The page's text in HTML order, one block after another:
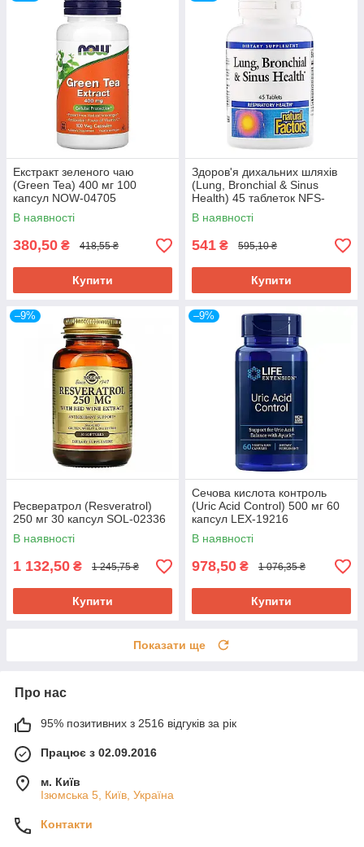
Екстракт зеленого чаю
(Green Tea) 400 мг 100
капсул NOW-04705
В наявності
380,50 ₴ 418,55 ₴
Купити
Здоров'я дихальних шляхів
(Lung, Bronchial & Sinus
Health) 45 таблеток NFS-
03504
В наявності
541 ₴ 595,10 ₴
Купити
–9%
Ресвератрол (Resveratrol)
250 мг 30 капсул SOL-02336
В наявності
1 132,50 ₴ 1 245,75 ₴
Купити
–9%
Сечова кислота контроль
(Uric Acid Control) 500 мг 60
капсул LEX-19216
В наявності
978,50 ₴ 1 076,35 ₴
Купити
Показати ще
Про нас
95% позитивних з 2516 відгуків за рік
Працює з 02.09.2016
м. Київ
Ізюмська 5, Київ, Україна
Контакти